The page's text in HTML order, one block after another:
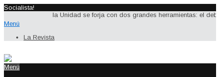
Socialista!
la Unidad se forja con dos grandes herramientas: el
Menú
La Revista
Menú